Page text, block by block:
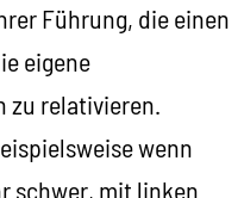
Führung, die einen
eigene
zu relativieren.
wenn
schwer, mit linken